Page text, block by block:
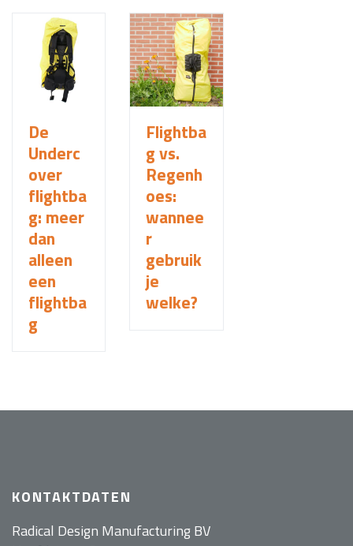
De
Underc
over
flightba
g: meer
dan
alleen
een
flightba
g
Flightba
g vs.
Regenh
oes:
wannee
r
gebruik
je
welke?
KONTAKTDATEN
Radical Design Manufacturing BV